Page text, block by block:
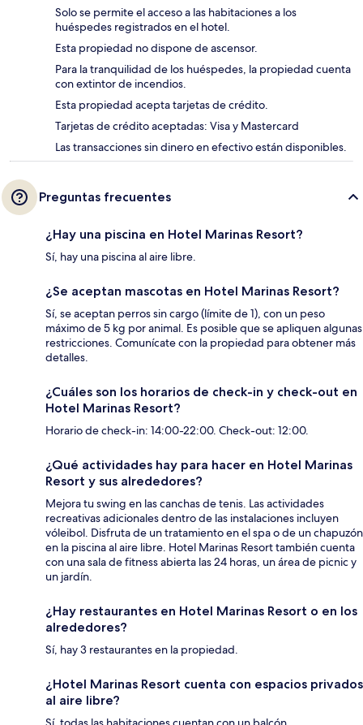
Solo se permite el acceso a las habitaciones a los
huéspedes registrados en el hotel.
Esta propiedad no dispone de ascensor.
Para la tranquilidad de los huéspedes, la propiedad cuenta
con extintor de incendios.
Esta propiedad acepta tarjetas de crédito.
Tarjetas de crédito aceptadas: Visa y Mastercard
Las transacciones sin dinero en efectivo están disponibles.
Preguntas frecuentes
¿Hay una piscina en Hotel Marinas Resort?
Sí, hay una piscina al aire libre.
¿Se aceptan mascotas en Hotel Marinas Resort?
Sí, se aceptan perros sin cargo (límite de 1), con un peso
máximo de 5 kg por animal. Es posible que se apliquen algunas
restricciones. Comunícate con la propiedad para obtener más
detalles.
¿Cuáles son los horarios de check-in y check-out en
Hotel Marinas Resort?
Horario de check-in: 14:00-22:00. Check-out: 12:00.
¿Qué actividades hay para hacer en Hotel Marinas
Resort y sus alrededores?
Mejora tu swing en las canchas de tenis. Las actividades
recreativas adicionales dentro de las instalaciones incluyen
vóleibol. Disfruta de un tratamiento en el spa o de un chapuzón
en la piscina al aire libre. Hotel Marinas Resort también cuenta
con una sala de fitness abierta las 24 horas, un área de picnic y
un jardín.
¿Hay restaurantes en Hotel Marinas Resort o en los
alrededores?
Sí, hay 3 restaurantes en la propiedad.
¿Hotel Marinas Resort cuenta con espacios privados
al aire libre?